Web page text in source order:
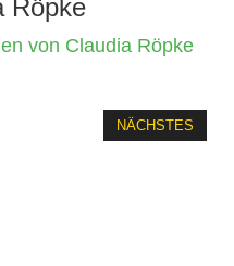
Röpke
von Claudia Röpke
NÄCHSTES